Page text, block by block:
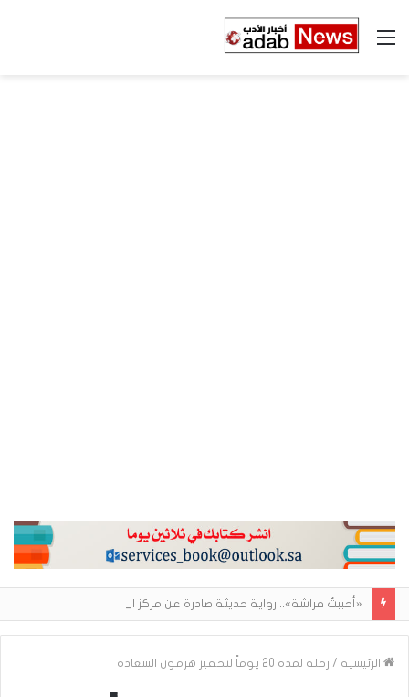
القائمة
الرئيسية / رحلة لمدة 20 يوماً لتحفيز هرمون السعادة